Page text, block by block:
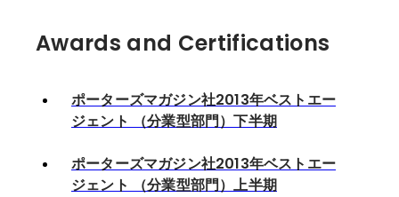
Awards and Certifications
ポーターズマガジン社2013年ベストエー
ジェント （分業型部門）下半期
ポーターズマガジン社2013年ベストエー
ジェント （分業型部門）上半期